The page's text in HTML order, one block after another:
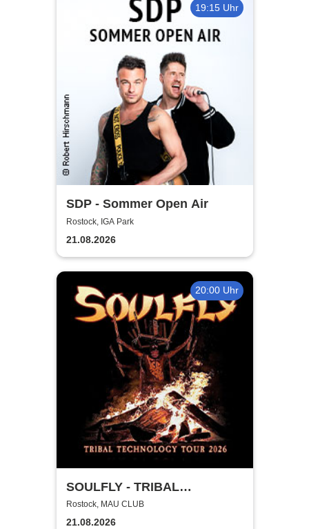
19:15 Uhr
SDP - Sommer Open Air
Rostock, IGA Park
21.08.2026
20:00 Uhr
SOULFLY - TRIBAL
TECHNOLOGY TOUR 2026
Rostock, MAU CLUB
21.08.2026